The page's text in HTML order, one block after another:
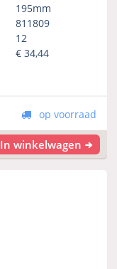
195mm
811809
12
€34,44
op voorraad
In winkelwagen